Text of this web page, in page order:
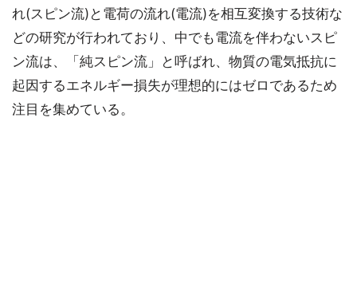
れ(スピン流)と電荷の流れ(電流)を相互変換する技術な
どの研究が行われており、中でも電流を伴わないスピ
ン流は、「純スピン流」と呼ばれ、物質の電気抵抗に
起因するエネルギー損失が理想的にはゼロであるため
注目を集めている。